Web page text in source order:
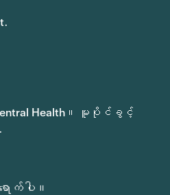
Health။ မူပိုင်ခွင့်
က်ပါ။